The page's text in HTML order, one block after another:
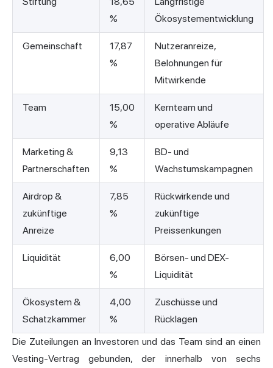
%
Ökosystementwicklung
Gemeinschaft
17,87
%
Nutzeranreize,
Belohnungen für
Mitwirkende
Team
15,00
%
Kernteam und
operative Abläufe
Marketing &
Partnerschaften
9,13
%
BD- und
Wachstumskampagnen
Airdrop &
zukünftige
Anreize
7,85
%
Rückwirkende und
zukünftige
Preissenkungen
Liquidität
6,00
%
Börsen- und DEX-
Liquidität
Ökosystem &
Schatzkammer
4,00
%
Zuschüsse und
Rücklagen
Die Zuteilungen an Investoren und das Team sind an einen
Vesting-Vertrag gebunden, der innerhalb von sechs